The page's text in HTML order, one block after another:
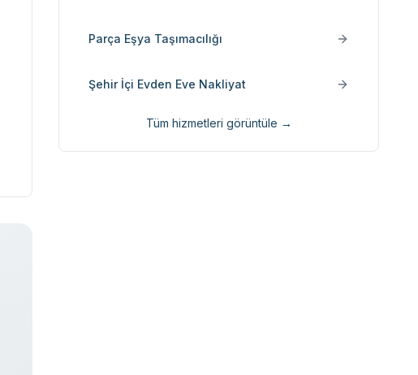
Parça Eşya Taşımacılığı
Şehir İçi Evden Eve Nakliyat
Tüm hizmetleri görüntüle →